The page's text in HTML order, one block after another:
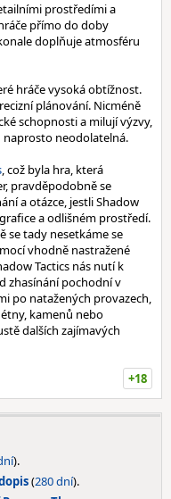
prostředími a
přímo do doby
doplňuje atmosféru
hráče vysoká obtížnost.
plánování. Nicméně
schopnosti a milují výzvy,
naprosto neodolatelná.
, což byla hra, která
pravděpodobně se
a otázce, jestli Shadow
a odlišném prostředí.
se tady nesetkáme se
vhodně nastražené
Tactics nás nutí k
zhasínání pochodní v
po natažených provazech,
kamenů nebo
dalších zajímavých
+18
).
(280 dní).